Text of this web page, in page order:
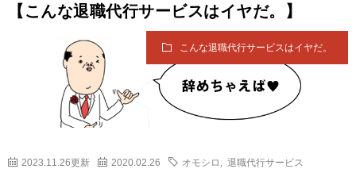
【こんな退職代行サービスはイヤだ。】
こんな退職代行サービスはイヤだ。
2023.11.26更新 2020.02.26 オモシロ 退職代行サービス